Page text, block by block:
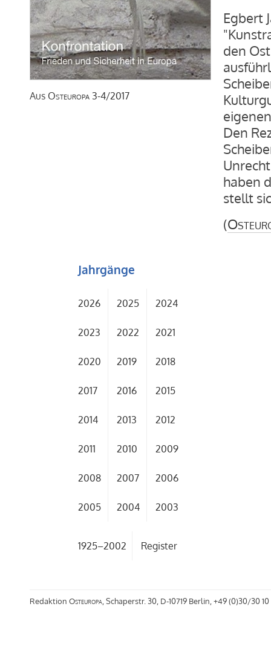
Aus Osteuropa 3-4/2017
Egbert
den
Den
haben
stellt
(
Jahrgänge
2026 2025 2024
2023 2022 2021
2020 2019 2018
2017 2016 2015
2014 2013 2012
2011 2010 2009
2008 2007 2006
2005 2004 2003
1925–2002 Register
Redaktion Osteuropa, Schaperstr. 30, D-10719 Berlin, +49 (0)30/30